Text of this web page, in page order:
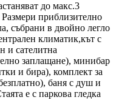
до макс.3
приблизително
събрани в двойно легло
климатик,кът с
и сателитна
заплащане), минибар
и бира), комплект за
баня с душ и
е с паркова гледка